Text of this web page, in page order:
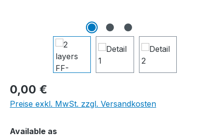
0,00 €
Preise exkl. MwSt. zzgl. Versandkosten
Available asauswählen